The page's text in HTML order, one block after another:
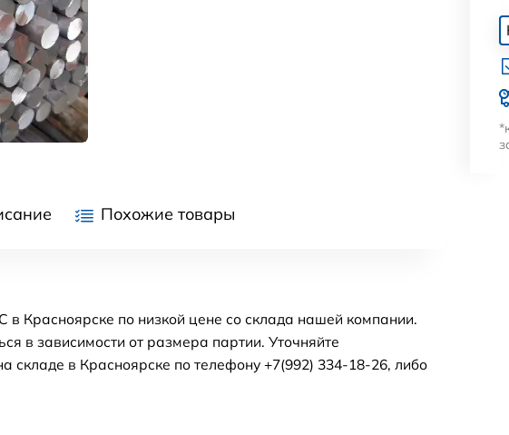
Похожие товары
в Красноярске по низкой цене со склада нашей компании.
в зависимости от размера партии. Уточняйте
складе в Красноярске по телефону +7(992) 334-18-26, либо